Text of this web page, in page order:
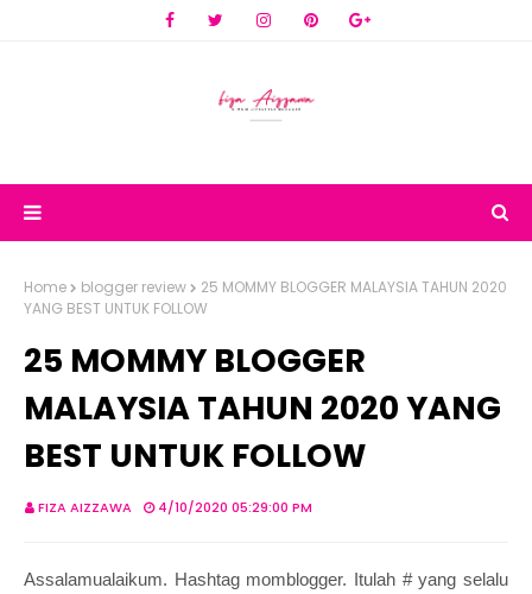
Home blogger review
25 MOMMY BLOGGER MALAYSIA TAHUN 2020
YANG BEST UNTUK FOLLOW
25 MOMMY BLOGGER
MALAYSIA TAHUN 2020 YANG
BEST UNTUK FOLLOW
FIZA AIZZAWA 4/10/2020 05:29:00 PM
Assalamualaikum. Hashtag momblogger. Itulah # yang selalu